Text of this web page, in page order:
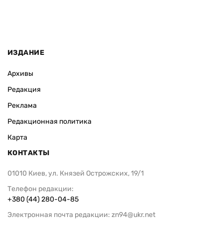
ИЗДАНИЕ
Архивы
Редакция
Реклама
Редакционная политика
Карта
КОНТАКТЫ
01010 Киев, ул. Князей Острожских, 19/1
Телефон редакции:
+380 (44) 280-04-85
Электронная почта редакции: zn94@ukr.net